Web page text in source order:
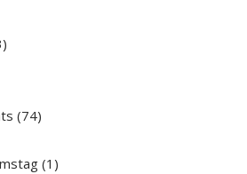
(74)
(1)